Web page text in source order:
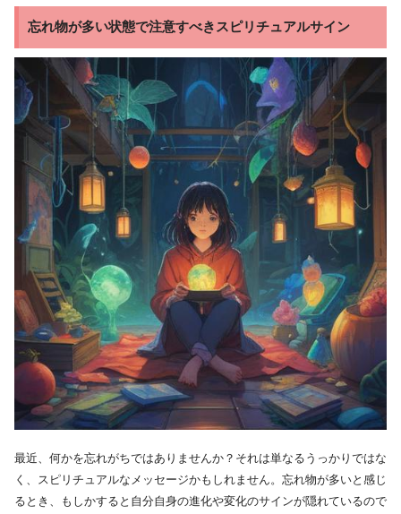
忘れ物が多い状態で注意すべきスピリチュアルサイン
最近、何かを忘れがちではありませんか？それは単なるうっかりではな
く、スピリチュアルなメッセージかもしれません。忘れ物が多いと感じ
るとき、もしかすると自分自身の進化や変化のサインが隠れているので